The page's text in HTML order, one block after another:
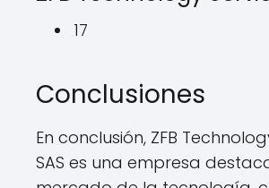
17
Conclusiones
En conclusión, ZFB
SAS es una empresa